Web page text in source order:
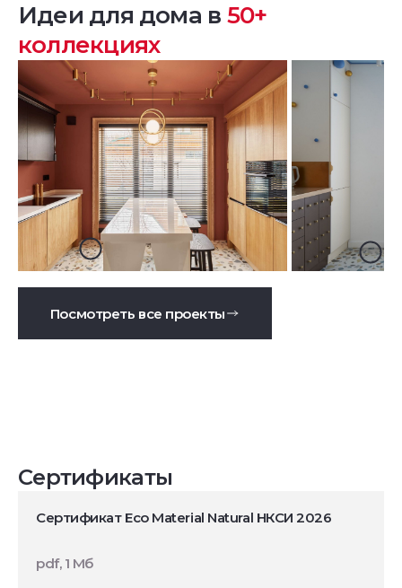
Идеи для дома в 50+
коллекциях
Посмотреть все проекты
Сертификаты
Сертификат Eco Material Natural НКСИ 2026
pdf, 1 Мб